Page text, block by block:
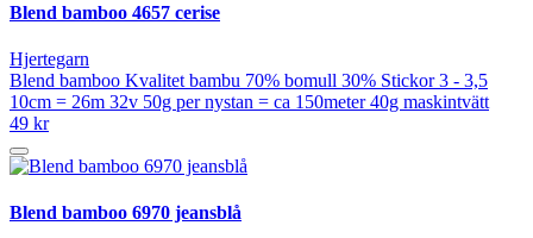
Blend bamboo 4657 cerise
Hjertegarn
Blend bamboo Kvalitet bambu 70% bomull 30% Stickor 3 - 3,5
10cm = 26m 32v 50g per nystan = ca 150meter 40g maskintvätt
49 kr
Blend bamboo 6970 jeansblå